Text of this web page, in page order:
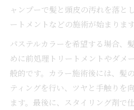
ャンプーで髪と頭皮の汚れを落と
ートメントなどの施術が始まります
パステルカラーを希望する場合、
めに前処理トリートメントやダメ
般的です。カラー施術後には、髪
ティングを行い、ツヤと手触りを
ます。最後に、スタイリング剤で